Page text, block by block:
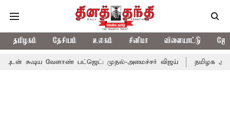
தமிழகம் தேசியம் உலகம் சினிமா விளையாட்டு
வேளாண் பட்ஜெட்: முதல்-அமைச்சர் விஜய் தமிழக அரசியலில்